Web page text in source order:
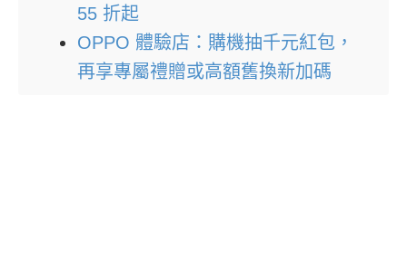
55 折起
OPPO 體驗店：購機抽千元紅包，
再享專屬禮贈或高額舊換新加碼